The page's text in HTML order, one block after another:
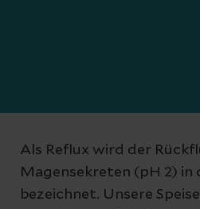
Als Reflux wird der
Magensekreten (pH 2) in
bezeichnet. Unsere